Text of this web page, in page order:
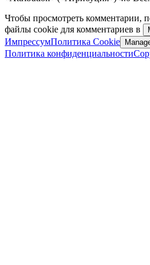
Чтобы просмотреть комментарии,
файлы cookie для комментариев в
ИмпрессумПолитика Cookie
Политика конфиденциальности